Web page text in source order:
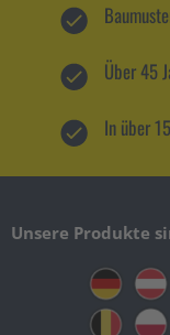
Über 45
In über
Unsere Produkte